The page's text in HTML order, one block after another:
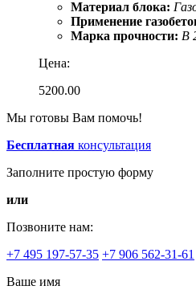
Материал блока:
Применение
Марка прочности: B
Цена:
5200.00
Мы готовы Вам помочь!
Бесплатная консультация
Заполните простую форму
или
Позвоните нам:
+7 495 197-57-35 +7 906 562-31-61
Ваше имя